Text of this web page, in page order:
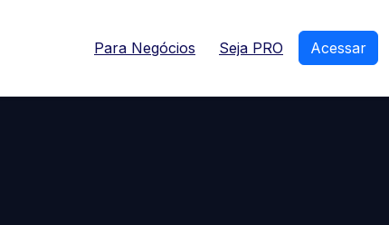
Para Negócios Seja PRO Acessar